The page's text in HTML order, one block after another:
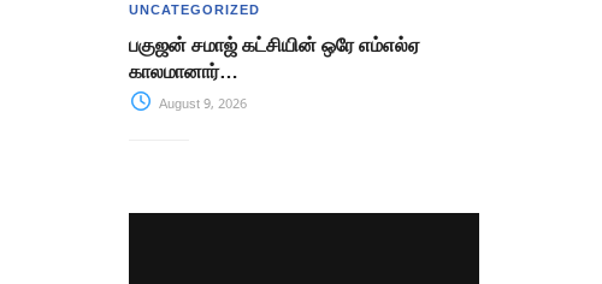
UNCATEGORIZED
பகுஜன் சமாஜ் கட்சியின் ஒரே எம்எல்ஏ
காலமானார்…
August 9, 2026